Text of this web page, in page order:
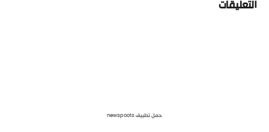
التعليقات
حمل تطبيق newspoots